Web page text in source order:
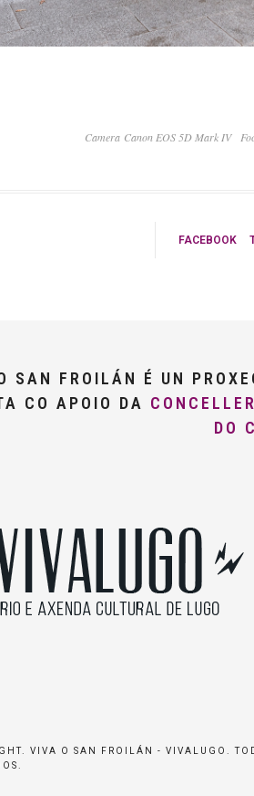
Camera Canon EOS 5D Mark IV
FACEBOOK
SAN FROILÁN É UN
CO APOIO DA
DO
VIVA O SAN FROILÁN - VIVALUGO.